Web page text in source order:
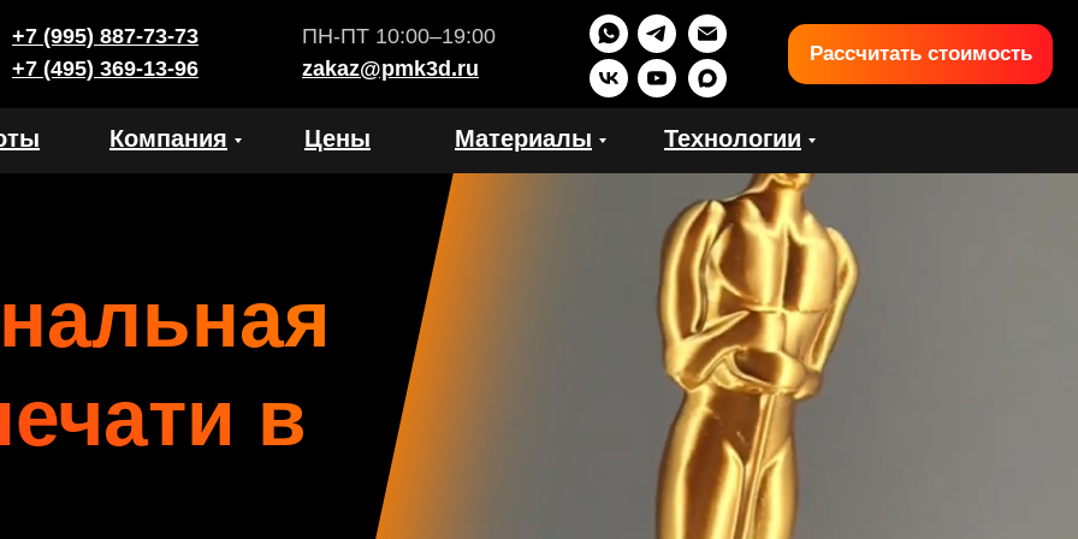
+7 (995) 887-73-73
+7 (495) 369-13-96
ПН-ПТ 10:00–19:00
zakaz@pmk3d.ru
Рассчитать стоимость
Компания Цены Материалы Технологии
в